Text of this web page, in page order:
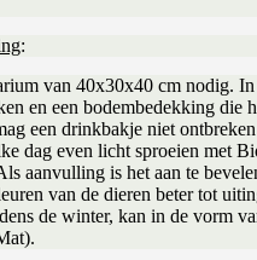
:
van 40x30x40 cm nodig.
en een bodembedekking die
een drinkbakje niet
dag even licht sproeien
aanvulling is het aan te
van de dieren beter tot
de winter, kan in de vorm